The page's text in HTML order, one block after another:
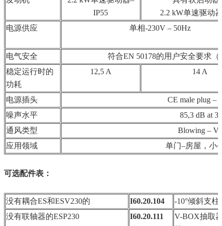
IP55
2.2 kW单速驱动
电源供应
单相-230V – 50Hz
电气安全
符合EN 50178的用户安全要求
稳定运行时的
功耗
12,5 A 14 A
电源插头
CE male plug –
噪声水平
85,3 dB at 3
通风类型
Blowing –
应用领域
单门–房屋，小
可选配件表：
没有耦合ES和ESV230的 I60.20.104
-10°倾斜支
没有联轴器的ESP230
I60.20.111
V-BOX抽取